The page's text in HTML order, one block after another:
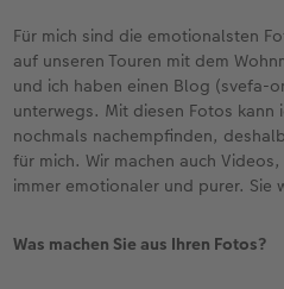
Für mich sind die emotionalsten
auf unseren Touren mit dem
und ich haben einen Blog (svefa-
unterwegs. Mit diesen Fotos kann
nochmals nachempfinden,
für mich. Wir machen auch
immer emotionaler und purer. Sie
Was machen Sie aus Ihren Fotos?